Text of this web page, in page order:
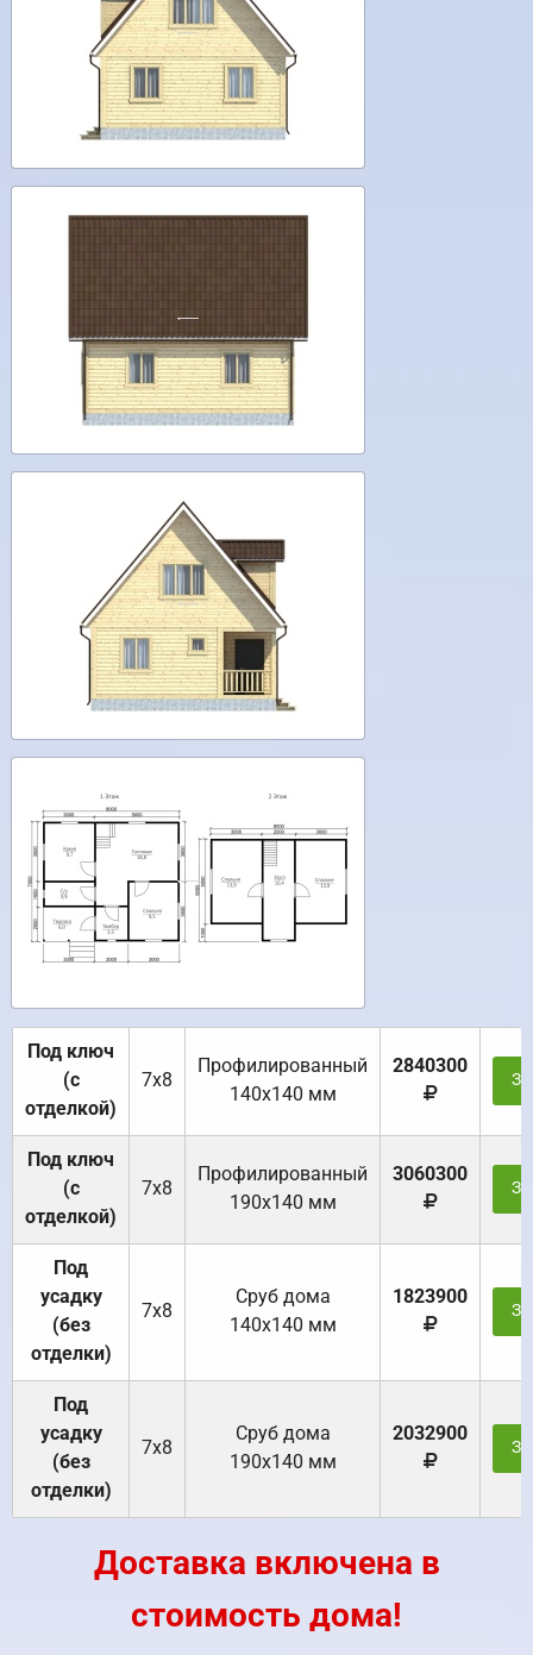
Под ключ
(с
отделкой)
7х8
Профилированный
140х140 мм
2840300
Под ключ
(с
отделкой)
7х8
Профилированный
190х140 мм
3060300
Под
усадку
(без
отделки)
7х8
Cруб дома
140х140 мм
1823900
Под
усадку
(без
отделки)
7х8
Cруб дома
190х140 мм
2032900
Доставка включена в
стоимость дома!